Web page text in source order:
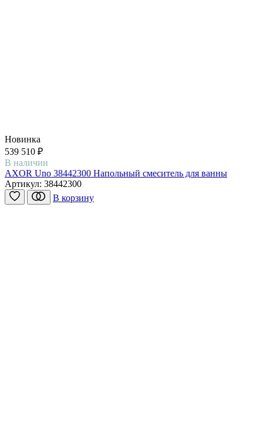
Новинка
539 510 ₽
В наличии
AXOR Uno 38442300 Напольный смеситель для ванны
Артикул: 38442300
В корзину